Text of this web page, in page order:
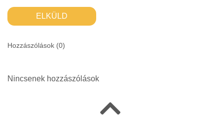
ELKÜLD
Hozzászólások (0)
Nincsenek hozzászólások